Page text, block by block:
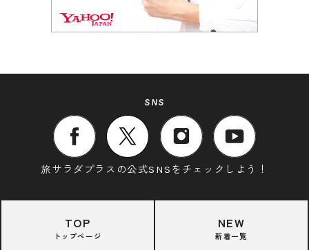
SNS
旅サラダプラスの公式SNSをチェックしよう！
TOP
トップページ
NEW
新着一覧